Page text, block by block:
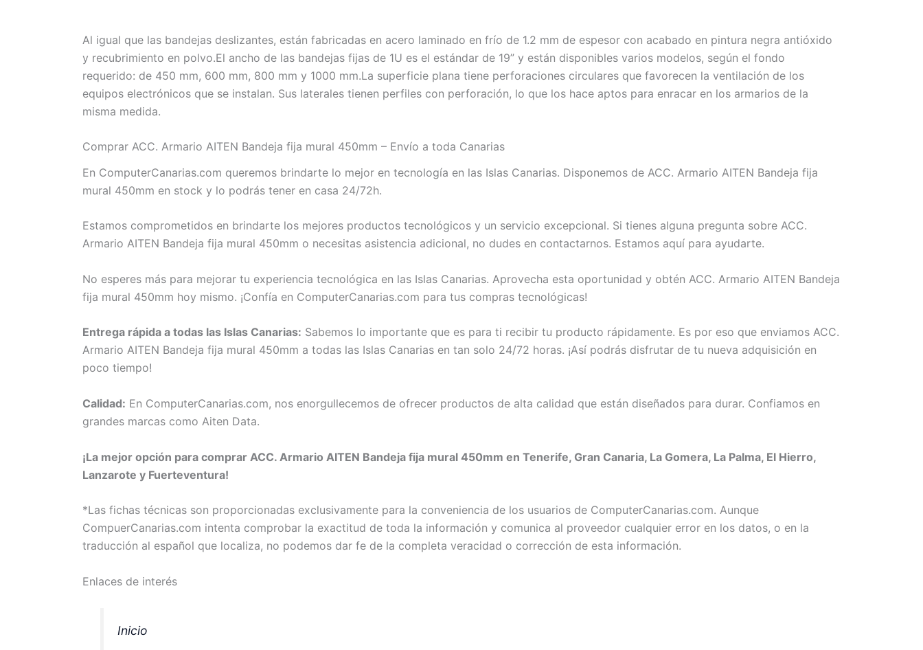
Al igual que las bandejas deslizantes, están fabricadas en acero laminado en frío de 1.2 mm de espesor con acabado en pintura negra antióxido
y recubrimiento en polvo.El ancho de las bandejas fijas de 1U es el estándar de 19” y están disponibles varios modelos, según el fondo
requerido: de 450 mm, 600 mm, 800 mm y 1000 mm.La superficie plana tiene perforaciones circulares que favorecen la ventilación de los
equipos electrónicos que se instalan. Sus laterales tienen perfiles con perforación, lo que los hace aptos para enracar en los armarios de la
misma medida.
Comprar ACC. Armario AITEN Bandeja fija mural 450mm – Envío a toda Canarias
En ComputerCanarias.com queremos brindarte lo mejor en tecnología en las Islas Canarias. Disponemos de ACC. Armario AITEN Bandeja fija
mural 450mm en stock y lo podrás tener en casa 24/72h.
Estamos comprometidos en brindarte los mejores productos tecnológicos y un servicio excepcional. Si tienes alguna pregunta sobre ACC.
Armario AITEN Bandeja fija mural 450mm o necesitas asistencia adicional, no dudes en contactarnos. Estamos aquí para ayudarte.
No esperes más para mejorar tu experiencia tecnológica en las Islas Canarias. Aprovecha esta oportunidad y obtén ACC. Armario AITEN Bandeja
fija mural 450mm hoy mismo. ¡Confía en ComputerCanarias.com para tus compras tecnológicas!
Entrega rápida a todas las Islas Canarias: Sabemos lo importante que es para ti recibir tu producto rápidamente. Es por eso que enviamos ACC.
Armario AITEN Bandeja fija mural 450mm a todas las Islas Canarias en tan solo 24/72 horas. ¡Así podrás disfrutar de tu nueva adquisición en
poco tiempo!
Calidad: En ComputerCanarias.com, nos enorgullecemos de ofrecer productos de alta calidad que están diseñados para durar. Confiamos en
grandes marcas como Aiten Data.
¡La mejor opción para comprar ACC. Armario AITEN Bandeja fija mural 450mm en Tenerife, Gran Canaria, La Gomera, La Palma, El Hierro,
Lanzarote y Fuerteventura!
*Las fichas técnicas son proporcionadas exclusivamente para la conveniencia de los usuarios de ComputerCanarias.com. Aunque
CompuerCanarias.com intenta comprobar la exactitud de toda la información y comunica al proveedor cualquier error en los datos, o en la
traducción al español que localiza, no podemos dar fe de la completa veracidad o corrección de esta información.
Enlaces de interés
Inicio